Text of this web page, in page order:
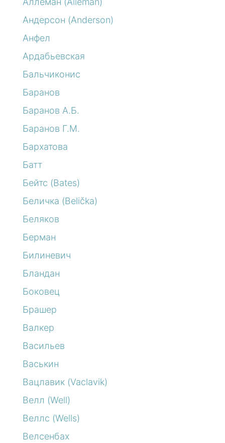
Андерсон (Anderson)
Анфел
Ардабьевская
Бальчиконис
Баранов
Баранов А.Б.
Баранов Г.М.
Бархатова
Батт
Бейтс (Bates)
Беличка (Belička)
Беляков
Берман
Билиневич
Бландан
Боковец
Брашер
Валкер
Васильев
Васькин
Вацлавик (Vaclavik)
Велл (Well)
Веллс (Wells)
Велсенбах